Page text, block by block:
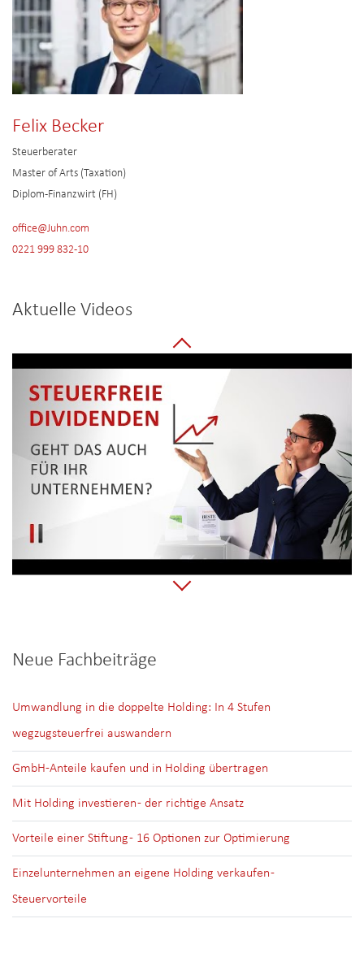
Felix Becker
Steuerberater
Master of Arts (Taxation)
Diplom-Finanzwirt (FH)
office@Juhn.com
0221 999 832-10
Aktuelle Videos
Neue Fachbeiträge
Umwandlung in die doppelte Holding: In 4 Stufen
wegzugsteuerfrei auswandern
GmbH-Anteile kaufen und in Holding übertragen
Mit Holding investieren - der richtige Ansatz
Vorteile einer Stiftung - 16 Optionen zur Optimierung
Einzelunternehmen an eigene Holding verkaufen -
Steuervorteile